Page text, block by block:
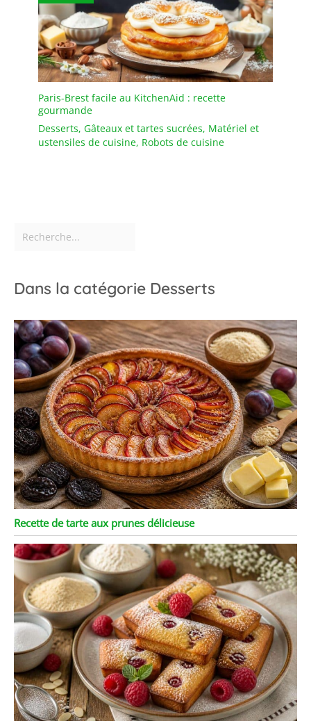
Paris-Brest facile au KitchenAid : recette
gourmande
Desserts, Gâteaux et tartes sucrées, Matériel et
ustensiles de cuisine, Robots de cuisine
Dans la catégorie Desserts
Recette de tarte aux prunes délicieuse